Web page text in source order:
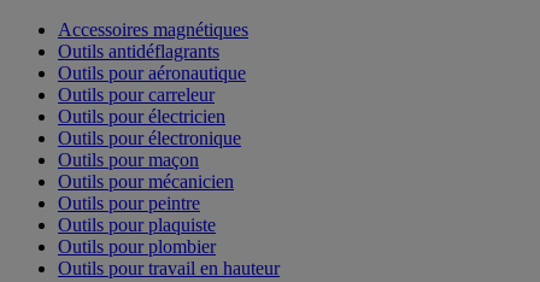
Accessoires magnétiques
Outils antidéflagrants
Outils pour aéronautique
Outils pour carreleur
Outils pour électricien
Outils pour électronique
Outils pour maçon
Outils pour mécanicien
Outils pour peintre
Outils pour plaquiste
Outils pour plombier
Outils pour travail en hauteur